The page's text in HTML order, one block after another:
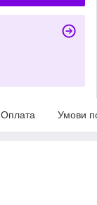
Оплата Умови